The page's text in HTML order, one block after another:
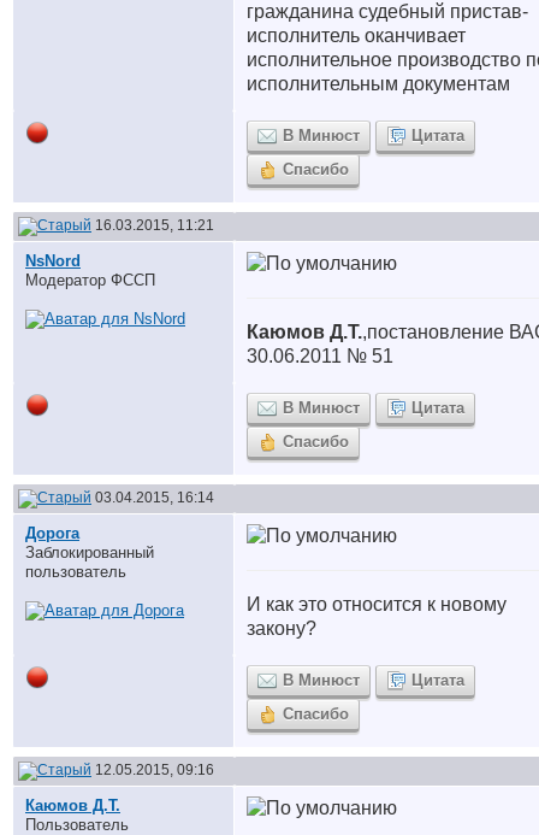
гражданина судебный пристав-
исполнитель оканчивает
исполнительное производство
исполнительным документам
В Минюст
Цитата
Спасибо
16.03.2015, 11:21
NsNord
Модератор ФССП
Каюмов Д.Т.,постановление
30.06.2011 № 51
В Минюст
Цитата
Спасибо
03.04.2015, 16:14
Дорога
Заблокированный
пользователь
И как это относится к новому
закону?
В Минюст
Цитата
Спасибо
12.05.2015, 09:16
Каюмов Д.Т.
Пользователь